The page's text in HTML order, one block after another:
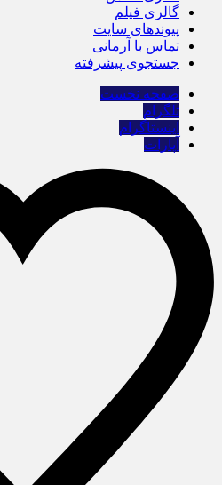
گالری فیلم
پیوندهای سایت
تماس با آرمانی
جستجوی پیشرفته
صفحه نخست
تلگرام
اینستاگرام
آپارات